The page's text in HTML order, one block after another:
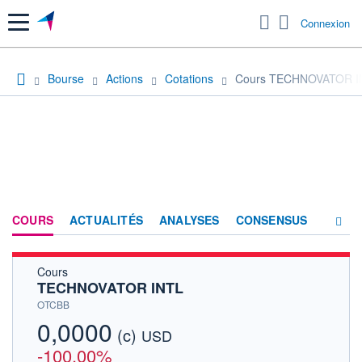
Menu Connexion
Bourse Actions Cotations Cours TECHNOVATOR
COURS ACTUALITÉS ANALYSES CONSENSUS
Cours
TECHNOVATOR INTL
OTCBB
0,0000 (c) USD
-100,00%